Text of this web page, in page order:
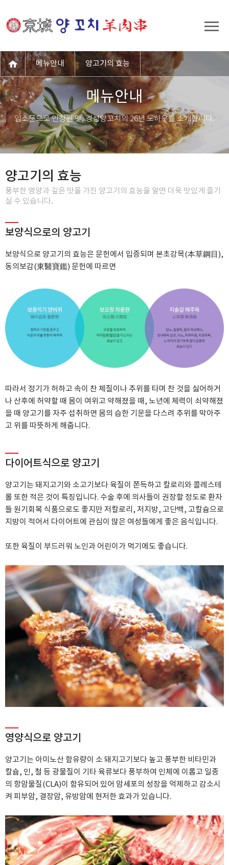
메뉴안내
입소문으로 인정된 맛, 경성양꼬치의 26년 노하우를 소개합니다.
양고기의 효능
풍부한 영양과 깊은 맛을 가진 양고기의 효능을 알면 더욱 맛있게 즐기
실 수 있습니다.
메뉴안내 양고기의 효능
보양식으로의 양고기
보양식으로 양고기의 효능은 문헌에서 입증되며 본초강목(本草鋼目),
동의보감(東醫寶鑑) 문헌에 따르면
따라서 정기가 허하고 속이 찬 체질이나 추위를 타며 찬 것을 싫어하거
나 산후에 허약할 때 몸이 여위고 약해졌을 때, 노년에 체력이 쇠약해졌
을 때 양고기를 자주 섭취하면 몸의 습한 기운을 다스려 추위를 막아주
고 위를 따뜻하게 해줍니다.
다이어트식으로 양고기
양고기는 돼지고기와 소고기보다 육질이 쫀득하고 칼로리와 콜레스테
롤 또한 적은 것이 특징입니다. 수술 후에 의사들이 권장할 정도로 환자
들 원기회복 식품으로도 좋지만 저칼로리, 저지방, 고단백, 고칼슘으로
지방이 적어서 다이어트에 관심이 많은 여성들에게 좋은 음식입니다.
또한 육질이 부드러워 노인과 어린이가 먹기에도 좋습니다.
영양식으로 양고기
양고기는 아미노산 함유량이 소 돼지고기보다 높고 풍부한 비타민과
칼슘, 인, 철 등 광물질이 기타 육류보다 풍부하여 인체에 이롭고 일종
의 항암물질(CLA)이 함유되어 있어 암세포의 성장을 억제하고 감소시
켜 피부암, 결장암, 유방암에 현저한 효과가 있습니다.